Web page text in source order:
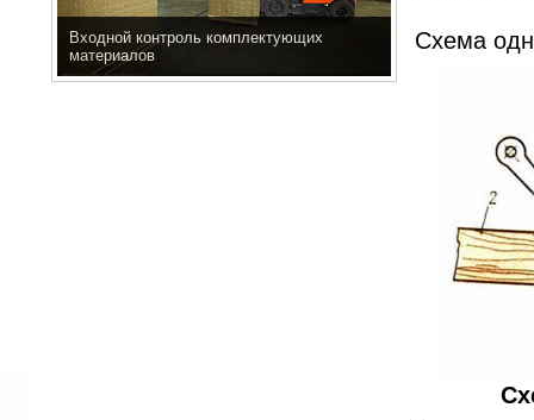
Входной контроль комплектующих
материалов
Схема